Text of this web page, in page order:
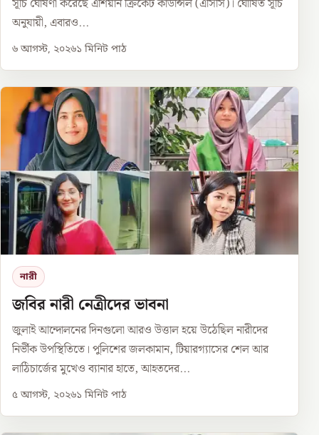
সূচি ঘোষণা করেছে এশিয়ান ক্রিকেট কাউন্সিল (এসিসি)। ঘোষিত সূচি
অনুযায়ী, এবারও...
৬ আগস্ট, ২০২৬১ মিনিট পাঠ
নারী
জবির নারী নেত্রীদের ভাবনা
জুলাই আন্দোলনের দিনগুলো আরও উত্তাল হয়ে উঠেছিল নারীদের
নির্ভীক উপস্থিতিতে। পুলিশের জলকামান, টিয়ারগ্যাসের শেল আর
লাঠিচার্জের মুখেও ব্যানার হাতে, আহতদের...
৫ আগস্ট, ২০২৬১ মিনিট পাঠ